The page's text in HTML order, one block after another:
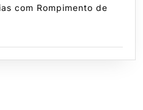
com Rompimento de